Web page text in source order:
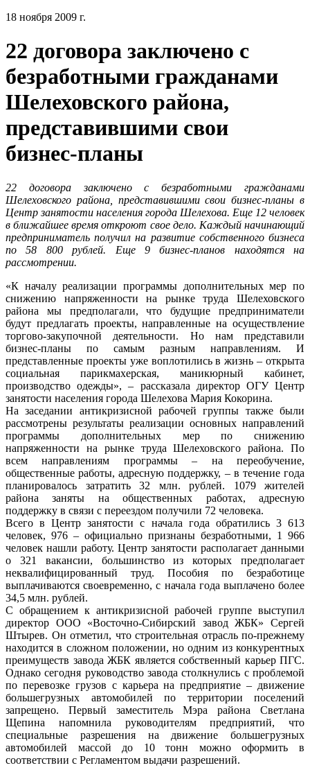
18 ноября 2009 г.
22 договора заключено с
безработными гражданами
Шелеховского района,
представившими свои
бизнес-планы
22 договора заключено с безработными гражданами
Шелеховского района, представившими свои бизнес-планы в
Центр занятости населения города Шелехова. Еще 12 человек
в ближайшее время откроют свое дело. Каждый начинающий
предприниматель получил на развитие собственного бизнеса
по 58 800 рублей. Еще 9 бизнес-планов находятся на
рассмотрении.
«К началу реализации программы дополнительных мер по
снижению напряженности на рынке труда Шелеховского
района мы предполагали, что будущие предприниматели
будут предлагать проекты, направленные на осуществление
торгово-закупочной деятельности. Но нам представили
бизнес-планы по самым разным направлениям. И
представленные проекты уже воплотились в жизнь – открыта
социальная парикмахерская, маникюрный кабинет,
производство одежды», – рассказала директор ОГУ Центр
занятости населения города Шелехова Мария Кокорина.
На заседании антикризисной рабочей группы также были
рассмотрены результаты реализации основных направлений
программы дополнительных мер по снижению
напряженности на рынке труда Шелеховского района. По
всем направлениям программы – на переобучение,
общественные работы, адресную поддержку, – в течение года
планировалось затратить 32 млн. рублей. 1079 жителей
района заняты на общественных работах, адресную
поддержку в связи с переездом получили 72 человека.
Всего в Центр занятости с начала года обратились 3 613
человек, 976 – официально признаны безработными, 1 966
человек нашли работу. Центр занятости располагает данными
о 321 вакансии, большинство из которых предполагает
неквалифицированный труд. Пособия по безработице
выплачиваются своевременно, с начала года выплачено более
34,5 млн. рублей.
С обращением к антикризисной рабочей группе выступил
директор ООО «Восточно-Сибирский завод ЖБК» Сергей
Штырев. Он отметил, что строительная отрасль по-прежнему
находится в сложном положении, но одним из конкурентных
преимуществ завода ЖБК является собственный карьер ПГС.
Однако сегодня руководство завода столкнулись с проблемой
по перевозке грузов с карьера на предприятие – движение
большегрузных автомобилей по территории поселений
запрещено. Первый заместитель Мэра района Светлана
Щепина напомнила руководителям предприятий, что
специальные разрешения на движение большегрузных
автомобилей массой до 10 тонн можно оформить в
соответствии с Регламентом выдачи разрешений.